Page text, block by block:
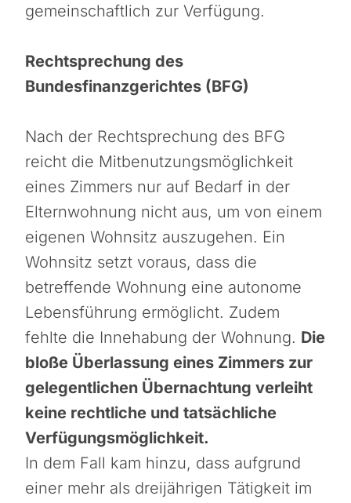
gemeinschaftlich zur Verfügung.
Rechtsprechung des
Bundesfinanzgerichtes (BFG)
Nach der Rechtsprechung des BFG
reicht die Mitbenutzungsmöglichkeit
eines Zimmers nur auf Bedarf in der
Elternwohnung nicht aus, um von einem
eigenen Wohnsitz auszugehen. Ein
Wohnsitz setzt voraus, dass die
betreffende Wohnung eine autonome
Lebensführung ermöglicht. Zudem
fehlte die Innehabung der Wohnung. Die
bloße Überlassung eines Zimmers zur
gelegentlichen Übernachtung verleiht
keine rechtliche und tatsächliche
Verfügungsmöglichkeit.
In dem Fall kam hinzu, dass aufgrund
einer mehr als dreijährigen Tätigkeit im